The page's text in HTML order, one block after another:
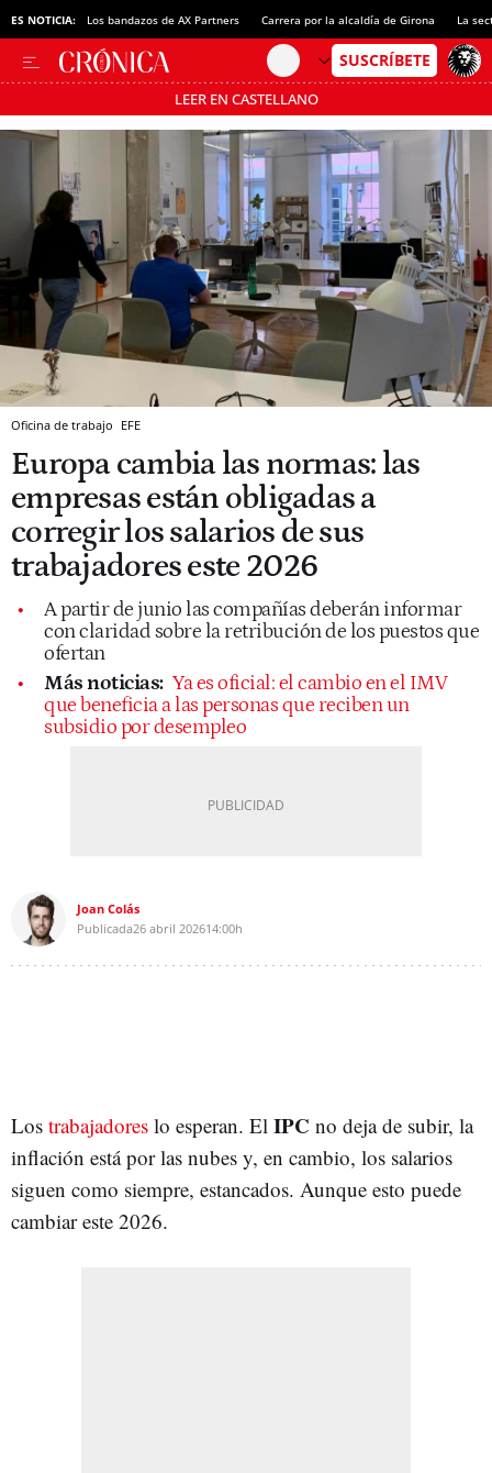
ES NOTICIA: Los bandazos de AX Partners Carrera por la alcaldía de Girona La
LEER EN CASTELLANO
Pásate al MODO AHORRO
Oficina de trabajo EFE
Europa cambia las normas: las
empresas están obligadas a
corregir los salarios de sus
trabajadores este 2026
A partir de junio las compañías deberán informar
con claridad sobre la retribución de los puestos que
ofertan
Más noticias: Ya es oficial: el cambio en el IMV
que beneficia a las personas que reciben un
subsidio por desempleo
Joan Colás
Publicada26 abril 202614:00h
Los trabajadores lo esperan. El IPC no deja de subir, la
inflación está por las nubes y, en cambio, los salarios
siguen como siempre, estancados. Aunque esto puede
cambiar este 2026.